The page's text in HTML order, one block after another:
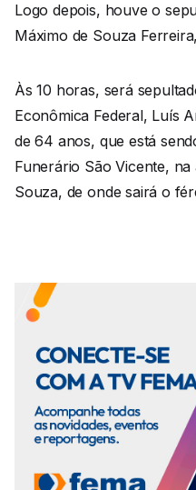
Logo depois, houve o
Máximo de Souza
Às 10 horas, será
Econômica Federal, Luís
de 64 anos, que está
Funerário São Vicente,
Souza, de onde sairá o